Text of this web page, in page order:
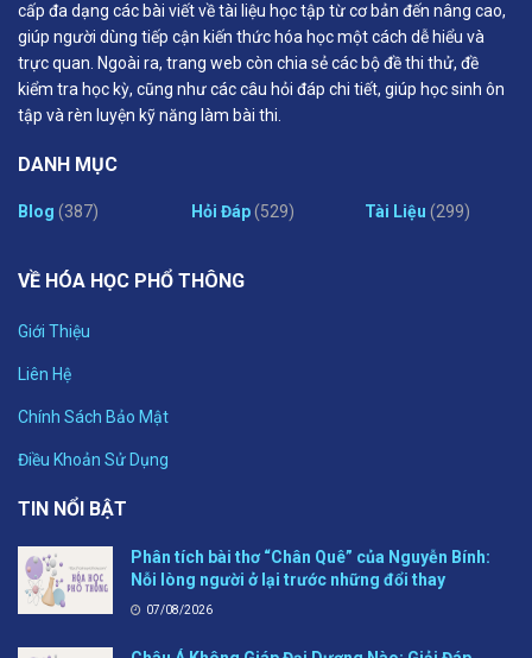
cấp đa dạng các bài viết về tài liệu học tập từ cơ bản đến nâng cao,
giúp người dùng tiếp cận kiến thức hóa học một cách dễ hiểu và
trực quan. Ngoài ra, trang web còn chia sẻ các bộ đề thi thử, đề
kiểm tra học kỳ, cũng như các câu hỏi đáp chi tiết, giúp học sinh ôn
tập và rèn luyện kỹ năng làm bài thi.
DANH MỤC
Blog (387) Hỏi Đáp(529) Tài Liệu (299)
VỀ HÓA HỌC PHỔ THÔNG
Giới Thiệu
Liên Hệ
Chính Sách Bảo Mật
Điều Khoản Sử Dụng
TIN NỔI BẬT
Phân tích bài thơ “Chân Quê” của Nguyễn Bính:
Nỗi lòng người ở lại trước những đổi thay
07/08/2026